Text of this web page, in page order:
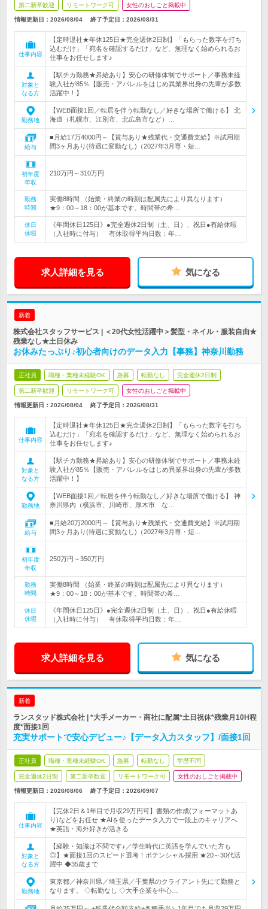
第二新卒歓迎 リモートワーク可 女性のおしごと掲載中
情報更新日：2026/08/04 終了予定日： 2026/08/31
仕事内容
【定時退社★年休125日★完全週休2日制】「もらった数字を打ち
込むだけ」「宛名を確認するだけ」など、無理なく始められるお
仕事をお任せします♪
対象と
なる方
【駅チカ勤務★昇給あり】安心の研修体制でサポート／事務未経
験入社が85％【販売・アパレルをはじめ異業界出身の先輩が多数
活躍中！】
勤務地
【WEB面接1回／転居を伴う転勤なし／好きな場所で働ける】 北
海道（札幌市、江別市、北広島市など）…
給与
■月給17万4000円～【賞与あり★残業代・交通費支給】※試用期
間3ヶ月あり(待遇に変動なし)（2027年3月専・短…
初年度
年収
210万円～310万円
勤務
時間
実働8時間 （始業・終業の時刻は配属先により異なります）
★9：00～18：00が基本です。時間帯の希…
休日
休暇
《年間休日125日》●完全週休2日制（土、日）、祝日●有給休暇
（入社時に付与） 有休取得平均日数：年…
求人詳細を見る 気になる
新着
株式会社スタッフサービス | ＜20代女性活躍中＞髪型・ネイル・服装自由★
残業なし★土日休み
お休みたっぷり♪初心者向けのデータ入力【事務】神奈川勤務
正社員 職種・業種未経験OK 急募 転勤なし 完全週休2日制
第二新卒歓迎 リモートワーク可 女性のおしごと掲載中
情報更新日：2026/08/04 終了予定日： 2026/08/31
仕事内容
【定時退社★年休125日★完全週休2日制】「もらった数字を打ち
込むだけ」「宛名を確認するだけ」など、無理なく始められるお
仕事をお任せします♪
対象と
なる方
【駅チカ勤務★昇給あり】安心の研修体制でサポート／事務未経
験入社が85％【販売・アパレルをはじめ異業界出身の先輩が多数
活躍中！】
勤務地
【WEB面接1回／転居を伴う転勤なし／好きな場所で働ける】 神
奈川県内（横浜市、川崎市、厚木市 な…
給与
■月給20万2000円～【賞与あり★残業代・交通費支給】※試用期
間3ヶ月あり(待遇に変動なし)（2027年3月専・短…
初年度
年収
250万円～350万円
勤務
時間
実働8時間 （始業・終業の時刻は配属先により異なります）
★9：00～18：00が基本です。時間帯の希…
休日
休暇
《年間休日125日》●完全週休2日制（土、日）、祝日●有給休暇
（入社時に付与） 有休取得平均日数：年…
求人詳細を見る 気になる
新着
ランスタッド株式会社 | *大手メーカー・商社に配属*土日祝休*残業月10H程
度*面接1回
充実サポートで安心デビュー♪【データ入力スタッフ】/面接1回
正社員 職種・業種未経験OK 急募 転勤なし 学歴不問
完全週休2日制 第二新卒歓迎 リモートワーク可 女性のおしごと掲載中
情報更新日：2026/08/06 終了予定日： 2026/09/07
仕事内容
【完休2日＆1年目で月収29万円可】書類の作成(フォーマットあ
り)などをお任せ ★AIを使ったデータ入力で一段上のキャリアへ
★英語・海外好きが活きる
対象と
なる方
【経験・知識は不問です♪／学生時代に英語を学んでいた方も
◎】★面接1回のスピード選考！ポテンシャル採用 ★20～30代活
躍中 ◆35歳まで
勤務地
東京都／神奈川県／埼玉県／千葉県のクライアント先にて勤務と
なります。 ◇転勤なし ◇大手企業を中心…